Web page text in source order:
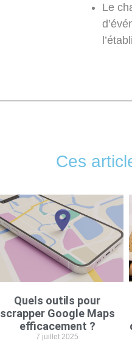
Le
Ces
Quels outils pour
scrapper Google Maps
efficacement ?
7 juillet 2025